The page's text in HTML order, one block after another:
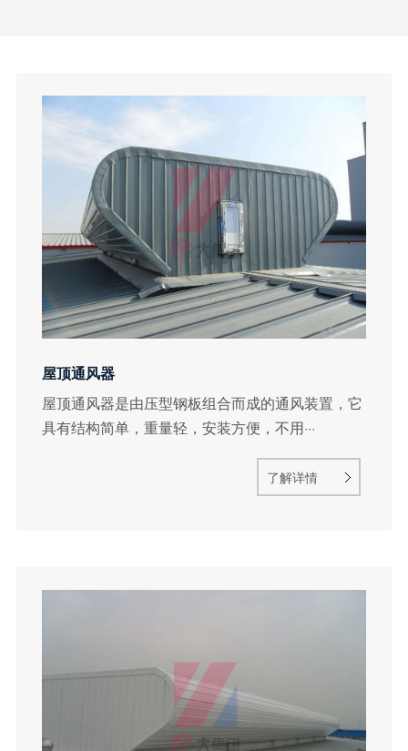
屋顶通风器
屋顶通风器是由压型钢板组合而成的通风装置，它
具有结构简单，重量轻，安装方便，不用···
了解详情